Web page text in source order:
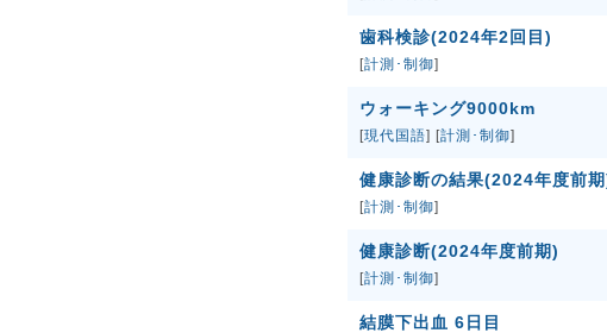
歯科検診(2024年2回目)
[計測･制御]
ウォーキング9000km
[現代国語] [計測･制御]
健康診断の結果(2024年度前
[計測･制御]
健康診断(2024年度前期)
[計測･制御]
結膜下出血 6日目